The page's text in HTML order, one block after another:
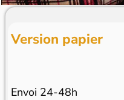
Version papier
Envoi 24-48h